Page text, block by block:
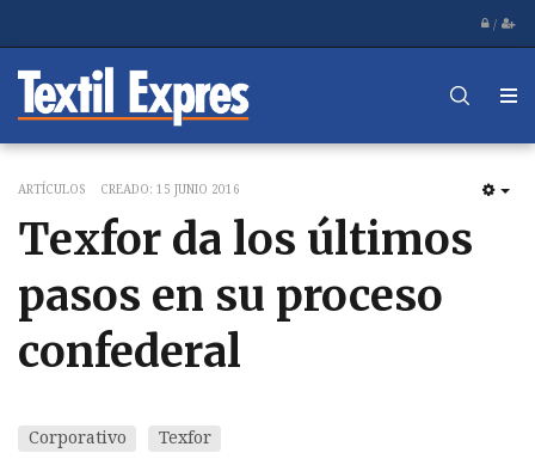
/
ARTÍCULOS CREADO: 15 JUNIO 2016
Texfor da los últimos
pasos en su proceso
confederal
Corporativo Texfor